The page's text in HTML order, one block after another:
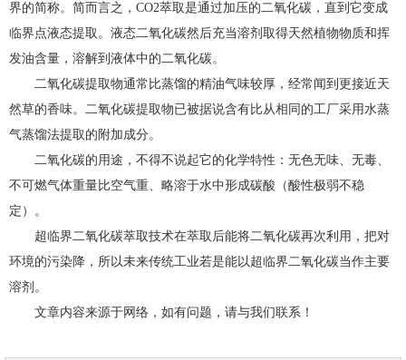
界的简称。简而言之，CO2萃取是通过加压的二氧化碳，直到它变成
临界点液态提取。液态二氧化碳然后充当溶剂取得天然植物物质和挥
发油含量，溶解到液体中的二氧化碳。
二氧化碳提取物通常比蒸馏的精油气味较厚，经常闻到更接近天
然草的香味。二氧化碳提取物已被据说含有比从相同的工厂采用水蒸
气蒸馏法提取的附加成分。
二氧化碳的用途，不得不说起它的化学特性：无色无味、无毒、
不可燃气体重量比空气重、略溶于水中形成碳酸（酸性极弱不稳
定）。
超临界二氧化碳萃取技术在萃取后能将二氧化碳再次利用，把对
环境的污染降，所以未来传统工业若是能以超临界二氧化碳当作主要
溶剂。
文章内容来源于网络，如有问题，请与我们联系！